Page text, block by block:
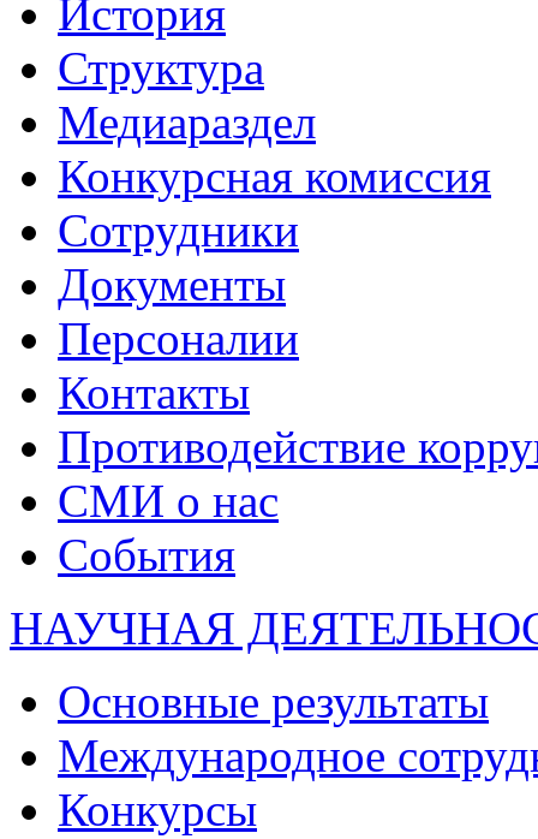
История
Структура
Медиараздел
Конкурсная комиссия
Сотрудники
Документы
Персоналии
Контакты
Противодействие
СМИ о нас
События
НАУЧНАЯ
Основные результаты
Международное
Конкурсы